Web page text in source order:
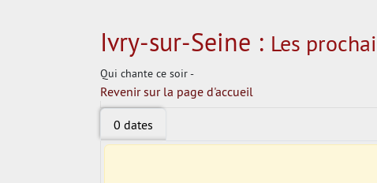
Ivry-sur-Seine : Les
Qui chante ce soir -
Revenir sur la page d'accueil
0 dates